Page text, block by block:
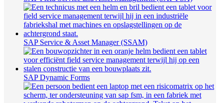
SAP Service & Asset Manager (SSAM)
SAP Dynamic Forms